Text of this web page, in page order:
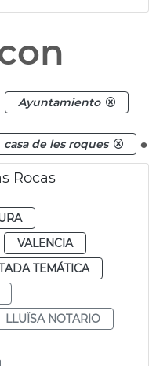
Ayuntamiento
casa de les roques .
Rocas
VALENCIA
TEMÁTICA
LLUÏSA NOTARIO